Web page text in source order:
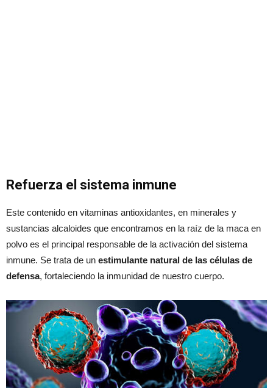
Refuerza el sistema inmune
Este contenido en vitaminas antioxidantes, en minerales y
sustancias alcaloides que encontramos en la raíz de la maca en
polvo es el principal responsable de la activación del sistema
inmune. Se trata de un estimulante natural de las células de
defensa, fortaleciendo la inmunidad de nuestro cuerpo.